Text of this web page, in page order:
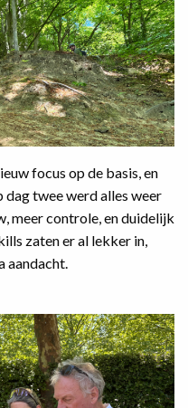
focus op de basis, en
dag twee werd alles weer
meer controle, en duidelijk
zaten er al lekker in,
aandacht.